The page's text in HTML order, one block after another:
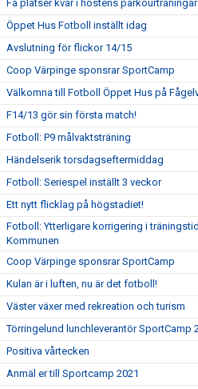
Få platser kvar i höstens parkourträningar
Öppet Hus Fotboll inställt idag
Avslutning för flickor 14/15
Coop Värpinge sponsrar SportCamp
Välkomna till Fotboll Öppet Hus på
F14/13 gör sin första match!
Fotboll: P9 målvaktsträning
Händelserik torsdagseftermiddag
Fotboll: Seriespel inställt 3 veckor
Ett nytt flicklag på högstadiet!
Fotboll: Ytterligare korrigering i
Kommunen
Coop Värpinge sponsrar SportCamp
Kulan är i luften, nu är det fotboll!
Väster växer med rekreation och turism
Törringelund lunchleverantör SportCamp
Positiva vårtecken
Anmäl er till Sportcamp 2021